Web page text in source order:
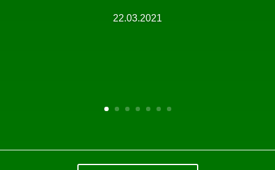
22.03.2021